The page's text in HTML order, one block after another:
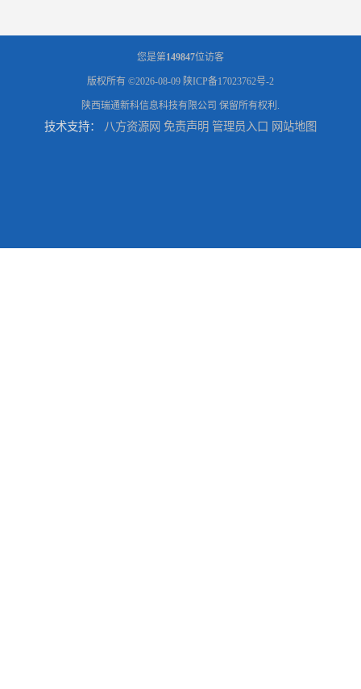
您是第149847位访客
版权所有 ©2026-08-09 陕ICP备17023762号-2
陕西瑞通新科信息科技有限公司 保留所有权利.
技术支持： 八方资源网 免责声明 管理员入口 网站地图